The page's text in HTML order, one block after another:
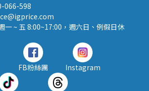
066-598
一 ~ 五 8:00~17:00，週六日、例假日休
FB粉絲團 Instagram